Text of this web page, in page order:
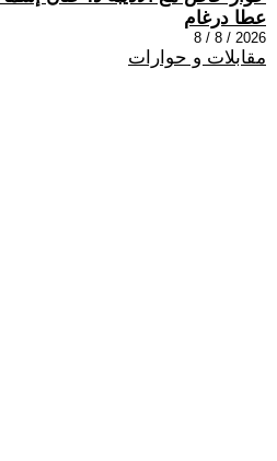
عطا درغام
2026 / 8 / 8
مقابلات و حوارات